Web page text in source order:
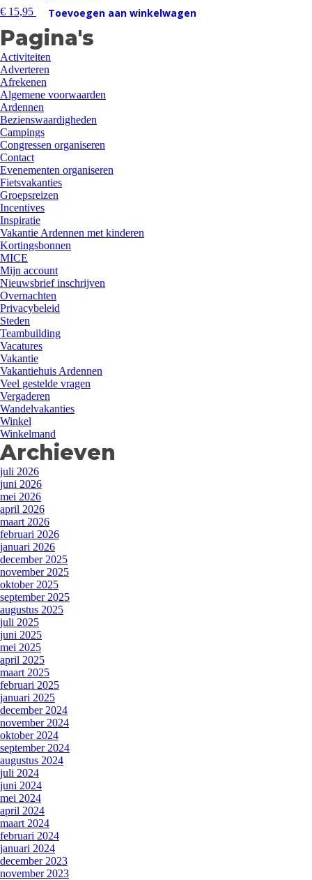
€ 15,95 Toevoegen aan winkelwagen
Pagina's
Activiteiten
Adverteren
Afrekenen
Algemene voorwaarden
Ardennen
Bezienswaardigheden
Campings
Congressen organiseren
Contact
Evenementen organiseren
Fietsvakanties
Groepsreizen
Incentives
Inspiratie
Vakantie Ardennen met kinderen
Kortingsbonnen
MICE
Mijn account
Nieuwsbrief inschrijven
Overnachten
Privacybeleid
Steden
Teambuilding
Vacatures
Vakantie
Vakantiehuis Ardennen
Veel gestelde vragen
Vergaderen
Wandelvakanties
Winkel
Winkelmand
Archieven
juli 2026
juni 2026
mei 2026
april 2026
maart 2026
februari 2026
januari 2026
december 2025
november 2025
oktober 2025
september 2025
augustus 2025
juli 2025
juni 2025
mei 2025
april 2025
maart 2025
februari 2025
januari 2025
december 2024
november 2024
oktober 2024
september 2024
augustus 2024
juli 2024
juni 2024
mei 2024
april 2024
maart 2024
februari 2024
januari 2024
december 2023
november 2023